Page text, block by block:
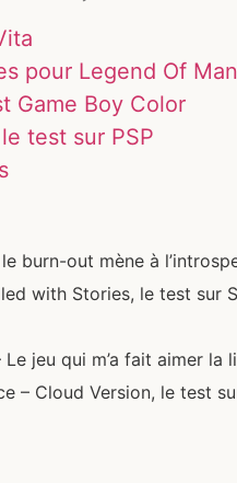
pour Legend Of
Game Boy Color
test sur PSP
burn-out mène à
with Stories, le test sur
Le jeu qui m’a fait aimer la
– Cloud Version, le test